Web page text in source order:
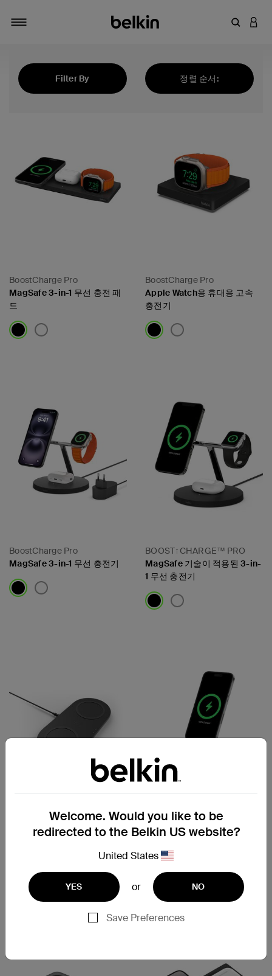
키워드
Filter By
정렬 순서:
BoostCharge Pro
MagSafe 3-in-1 무선 충전 패
드
BoostCharge Pro
Apple Watch용 휴대용 고속
충전기
BoostCharge Pro
MagSafe 3-in-1 무선 충전기
BOOST↑CHARGE™ PRO
MagSafe 기술이 적용된 3-in-
1 무선 충전기
BoostCharge
BOOST↑CHARGE™ 듀얼 무
BoostCharge Pro
2-in-1 무선 충전기 스탠드
Welcome. Would you like to be
redirected to the Belkin US website?
United States
YES or NO
Save Preferences